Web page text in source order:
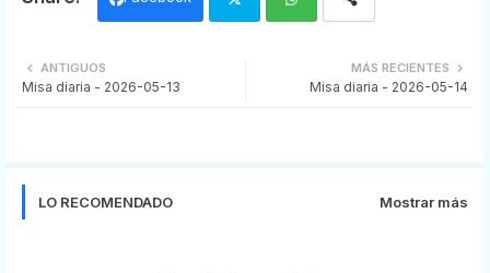
MÁS RECIENTES
Misa diaria - 2026-05-14
ANTIGUOS
Misa diaria - 2026-05-13
LO RECOMENDADO Mostrar más